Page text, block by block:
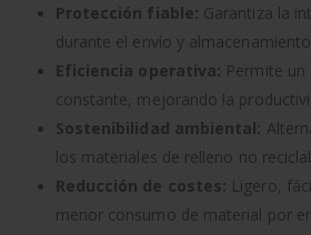
Protección fiable: Garantiza la
durante el envío y almacenamiento.
Eficiencia operativa: Permite
constante, mejorando la
Sostenibilidad ambiental:
los materiales de relleno no
Reducción de costes: Ligero,
menor consumo de material por